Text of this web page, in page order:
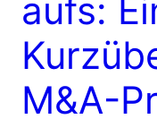
aufs:
M&A-